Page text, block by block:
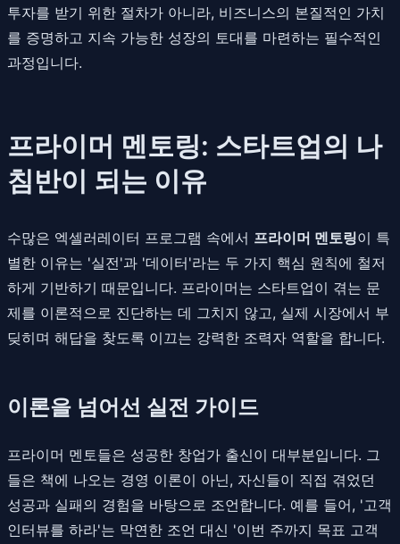
투자를 받기 위한 절차가 아니라, 비즈니스의 본질적인 가치
를 증명하고 지속 가능한 성장의 토대를 마련하는 필수적인
과정입니다.
프라이머 멘토링: 스타트업의 나
침반이 되는 이유
수많은 엑셀러레이터 프로그램 속에서 프라이머 멘토링이 특
별한 이유는 '실전'과 '데이터'라는 두 가지 핵심 원칙에 철저
하게 기반하기 때문입니다. 프라이머는 스타트업이 겪는 문
제를 이론적으로 진단하는 데 그치지 않고, 실제 시장에서 부
딪히며 해답을 찾도록 이끄는 강력한 조력자 역할을 합니다.
이론을 넘어선 실전 가이드
프라이머 멘토들은 성공한 창업가 출신이 대부분입니다. 그
들은 책에 나오는 경영 이론이 아닌, 자신들이 직접 겪었던
성공과 실패의 경험을 바탕으로 조언합니다. 예를 들어, '고객
인터뷰를 하라'는 막연한 조언 대신 '이번 주까지 목표 고객